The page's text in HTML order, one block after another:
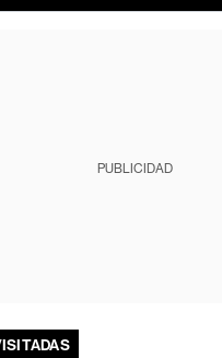
PUBLICIDAD